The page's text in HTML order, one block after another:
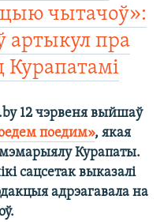
чытачоў»:
артыкул пра
12 чэрвеня выйшаў
поедим», якая
мэмарыялу Курапаты.
сацсетак выказалі
адрэагавала на